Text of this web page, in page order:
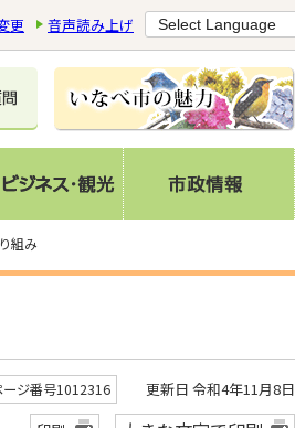
更 音声読み上げ
組み
ージ番号1012316
更新日 令和4年11月8日